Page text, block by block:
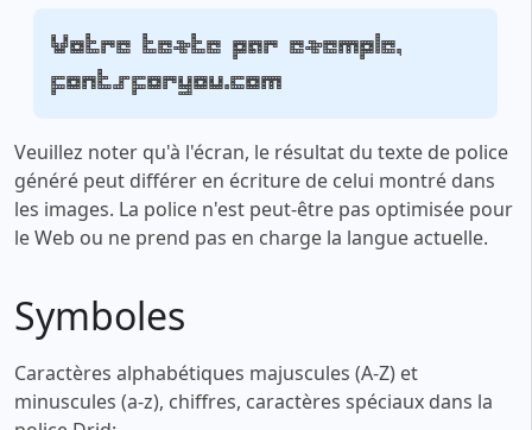
Votre texte par exemple,
fontsforyou.com
Veuillez noter qu'à l'écran, le résultat du texte de police
généré peut différer en écriture de celui montré dans
les images. La police n'est peut-être pas optimisée pour
le Web ou ne prend pas en charge la langue actuelle.
Symboles
Caractères alphabétiques majuscules (A-Z) et
minuscules (a-z), chiffres, caractères spéciaux dans la